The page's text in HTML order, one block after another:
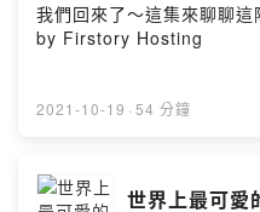
我們回來了～這集來聊聊
by Firstory Hosting
2021-10-19 · 54 分鐘
世界上最可愛